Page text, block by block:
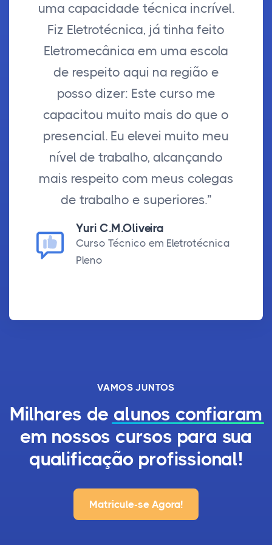
uma capacidade técnica incrível.
Fiz Eletrotécnica, já tinha feito
Eletromecânica em uma escola
de respeito aqui na região e
posso dizer: Este curso me
capacitou muito mais do que o
presencial. Eu elevei muito meu
nível de trabalho, alcançando
mais respeito com meus colegas
de trabalho e superiores.”
Yuri C.M.Oliveira
Curso Técnico em Eletrotécnica
Pleno
VAMOS JUNTOS
Milhares de alunos confiaram
em nossos cursos para sua
qualificação profissional!
Matricule-se Agora!